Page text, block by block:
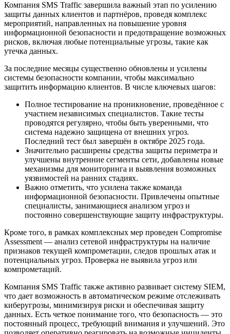
Компания SMS Traffic завершила важный этап по усилению
защиты данных клиентов и партнёров, проведя комплекс
мероприятий, направленных на повышение уровня
информационной безопасности и предотвращение возможных
рисков, включая любые потенциальные угрозы, такие как
утечка данных.
За последние месяцы существенно обновлены и усилены
системы безопасности компании, чтобы максимально
защитить информацию клиентов. В числе ключевых шагов:
Полное тестирование на проникновение, проведённое с
участием независимых специалистов. Такие тесты
проводятся регулярно, чтобы быть уверенными, что
система надежно защищена от внешних угроз.
Последний тест был завершён в октябре 2025 года.
Значительно расширены средства защиты периметра и
улучшены внутренние сегменты сети, добавлены новые
механизмы для мониторинга и выявления возможных
уязвимостей на ранних стадиях.
Важно отметить, что усилена также команда
информационной безопасности. Привлечены опытные
специалисты, занимающиеся анализом угроз и
постоянно совершенствующие защиту инфраструктуры.
Кроме того, в рамках комплексных мер проведен Compromise
Assessment — анализ сетевой инфраструктуры на наличие
признаков текущей компрометации, следов прошлых атак и
потенциальных угроз. Проверка не выявила угроз или
компрометаций.
Компания SMS Traffic также активно развивает систему SIEM,
что дает возможность в автоматическом режиме отслеживать
киберугрозы, минимизируя риски и обеспечивая защиту
данных. Есть четкое понимание того, что безопасность — это
постоянный процесс, требующий внимания и улучшений. Это